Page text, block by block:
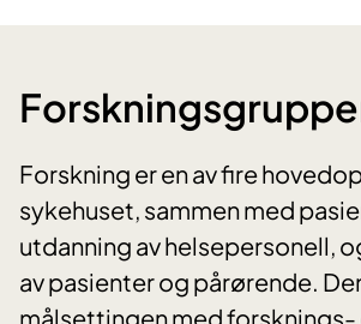
Forskning er en av fire
sykehuset, sammen med
utdanning av helsepersonell,
av pasienter og pårørende.
målsettingen med forsknings-